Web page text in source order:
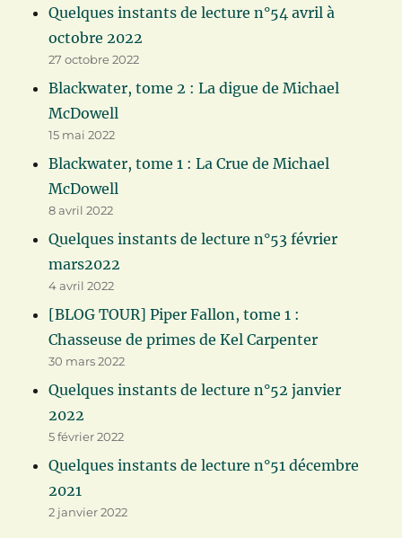
Quelques instants de lecture n°54 avril à
octobre 2022
27 octobre 2022
Blackwater, tome 2 : La digue de Michael
McDowell
15 mai 2022
Blackwater, tome 1 : La Crue de Michael
McDowell
8 avril 2022
Quelques instants de lecture n°53 février
mars2022
4 avril 2022
[BLOG TOUR] Piper Fallon, tome 1 :
Chasseuse de primes de Kel Carpenter
30 mars 2022
Quelques instants de lecture n°52 janvier
2022
5 février 2022
Quelques instants de lecture n°51 décembre
2021
2 janvier 2022